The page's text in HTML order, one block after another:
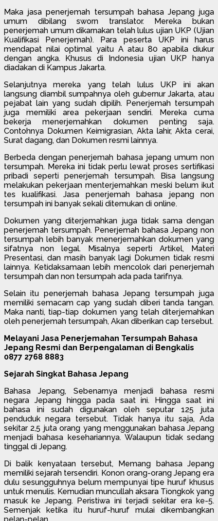
Maka jasa penerjemah tersumpah bahasa Jepang juga
umum dibilang sworn translator. Mereka bukan
penerjemah umum dikarnakan telah lulus ujian UKP (Ujian
Kualifikasi Penerjemah). Para peserta UKP ini harus
mendapat nilai optimal yaitu A atau 80 apabila diukur
dengan angka. Khusus di Indonesia ujian UKP hanya
diadakan di Kampus Jakarta.
Selanjutnya mereka yang telah lulus UKP ini akan
langsung diambil sumpahnya oleh gubernur Jakarta, atau
pejabat lain yang sudah dipilih. Penerjemah tersumpah
juga memiliki area pekerjaan sendiri. Mereka cuma
bekerja menerjemahkan dokumen penting saja.
Contohnya Dokumen Keimigrasian, Akta lahir, Akta cerai,
Surat dagang, dan Dokumen resmi lainnya.
Berbeda dengan penerjemah bahasa jepang umum non
tersumpah. Mereka ini tidak perlu lewat proses sertifikasi
pribadi seperti penerjemah tersumpah. Bisa langsung
melakukan pekerjaan menterjemahkan meski belum ikut
tes kualifikasi. Jasa penerjemah bahasa jepang non
tersumpah ini banyak sekali ditemukan di online.
Dokumen yang diterjemahkan juga tidak sama dengan
penerjemah tersumpah. Penerjemah bahasa Jepang non
tersumpah lebih banyak menerjemahkan dokumen yang
sifatnya non legal. Misalnya seperti Artikel, Materi
Presentasi, dan masih banyak lagi Dokumen tidak resmi
lainnya. Ketidaksamaan lebih mencolok dari penerjemah
tersumpah dan non tersumpah ada pada tarifnya.
Selain itu penerjemah bahasa Jepang tersumpah juga
memiliki semacam cap yang sudah diberi tanda tangan.
Maka nanti, tiap-tiap dokumen yang telah diterjemahkan
oleh penerjemah tersumpah, Akan diberikan cap tersebut.
Melayani Jasa Penerjemahan Tersumpah Bahasa
Jepang Resmi dan Berpengalaman di Bengkalis
0877 2768 8883
Sejarah Singkat Bahasa Jepang
Bahasa Jepang, Sebenarnya menjadi bahasa resmi
negara Jepang hingga pada saat ini. Hingga saat ini
bahasa ini sudah digunakan oleh seputar 125 juta
penduduk negara tersebut. Tidak hanya itu saja, Ada
sekitar 2,5 juta orang yang menggunakan bahasa Jepang
menjadi bahasa kesehariannya. Walaupun tidak sedang
tinggal di Jepang.
Di balik kenyataan tersebut, Memang bahasa Jepang
memiliki sejarah tersendiri. Konon orang-orang Jepang era
dulu sesungguhnya belum mempunyai tipe huruf khusus
untuk menulis. Kemudian muncullah aksara Tiongkok yang
masuk ke Jepang. Peristiwa ini terjadi sekitar era ke-5.
Semenjak ketika itu huruf-huruf mulai dikembangkan